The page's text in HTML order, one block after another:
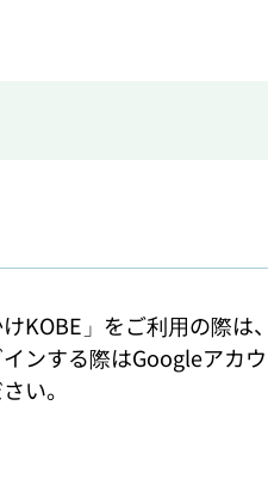
けKOBE」をご利用の際は、
ンする際はGoogleアカ
い。